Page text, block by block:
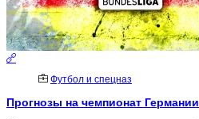
Футбол и спецназ
Прогнозы на чемпионат Германии